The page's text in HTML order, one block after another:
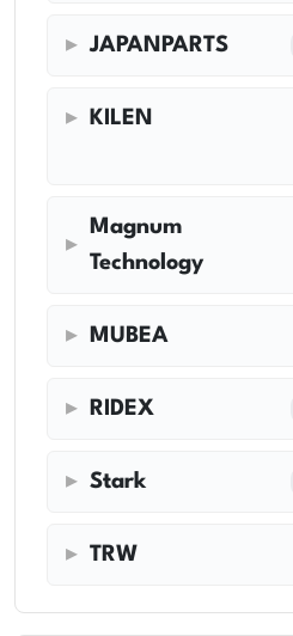
JAPANPARTS
KILEN
Magnum
Technology
MUBEA
RIDEX
Stark
TRW